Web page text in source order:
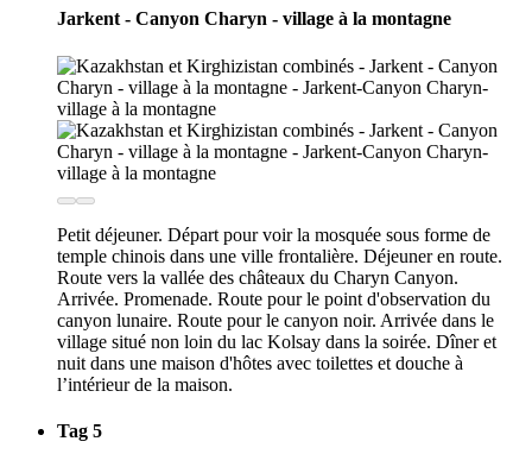
Jarkent - Canyon Charyn - village à la montagne
Petit déjeuner. Départ pour voir la mosquée sous forme de
temple chinois dans une ville frontalière. Déjeuner en route.
Route vers la vallée des châteaux du Charyn Canyon.
Arrivée. Promenade. Route pour le point d'observation du
canyon lunaire. Route pour le canyon noir. Arrivée dans le
village situé non loin du lac Kolsay dans la soirée. Dîner et
nuit dans une maison d'hôtes avec toilettes et douche à
l’intérieur de la maison.
Tag 5